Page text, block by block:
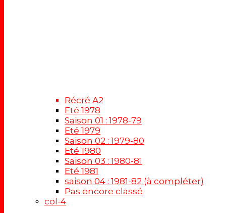
Récré A2
Eté 1978
Saison 01 : 1978-79
Eté 1979
Saison 02 : 1979-80
Eté 1980
Saison 03 : 1980-81
Eté 1981
saison 04 : 1981-82 (à compléter)
Pas encore classé
col-4